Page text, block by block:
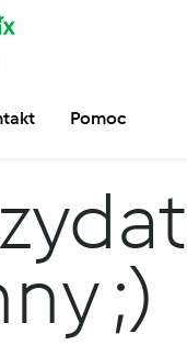
Pomoc
;)